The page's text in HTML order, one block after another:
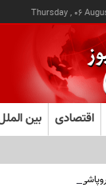
Thursday , 06
اقتصادی بین
هژمونی دلار